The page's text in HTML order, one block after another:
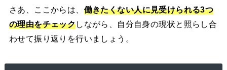
さあ、ここからは、 働きたくない人に見受けられる3つ
の理由をチェックしながら、自分自身の現状と照らし合
わせて振り返りを行いましょう。